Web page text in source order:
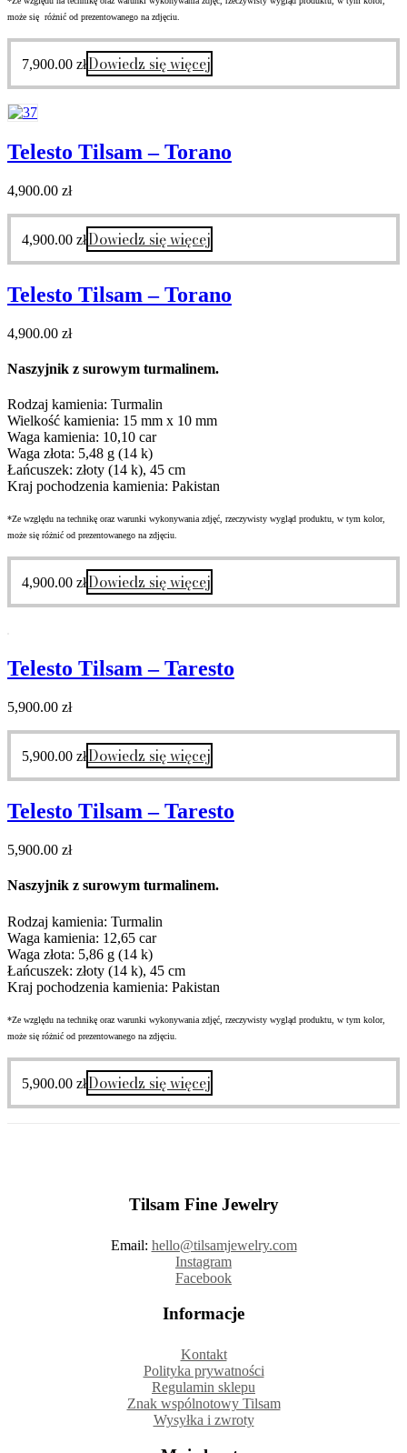
może się różnić od prezentowanego na zdjęciu.
7,900.00 złDowiedz się więcej
Telesto Tilsam – Torano
4,900.00 zł
4,900.00 złDowiedz się więcej
Telesto Tilsam – Torano
4,900.00 zł
Naszyjnik z surowym turmalinem.
Rodzaj kamienia: Turmalin
Wielkość kamienia: 15 mm x 10 mm
Waga kamienia: 10,10 car
Waga złota: 5,48 g (14 k)
Łańcuszek: złoty (14 k), 45 cm
Kraj pochodzenia kamienia: Pakistan
*Ze względu na technikę oraz warunki wykonywania zdjęć, rzeczywisty wygląd produktu, w tym kolor,
może się różnić od prezentowanego na zdjęciu.
4,900.00 złDowiedz się więcej
Telesto Tilsam – Taresto
5,900.00 zł
5,900.00 złDowiedz się więcej
Telesto Tilsam – Taresto
5,900.00 zł
Naszyjnik z surowym turmalinem.
Rodzaj kamienia: Turmalin
Waga kamienia: 12,65 car
Waga złota: 5,86 g (14 k)
Łańcuszek: złoty (14 k), 45 cm
Kraj pochodzenia kamienia: Pakistan
*Ze względu na technikę oraz warunki wykonywania zdjęć, rzeczywisty wygląd produktu, w tym kolor,
może się różnić od prezentowanego na zdjęciu.
5,900.00 złDowiedz się więcej
Tilsam Fine Jewelry
Email: hello@tilsamjewelry.com
Instagram
Facebook
Informacje
Kontakt
Polityka prywatności
Regulamin sklepu
Znak wspólnotowy Tilsam
Wysyłka i zwroty